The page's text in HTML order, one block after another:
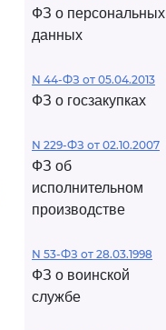
ФЗ о персональных
данных
N 44-ФЗ от 05.04.2013
ФЗ о госзакупках
N 229-ФЗ от 02.10.2007
ФЗ об
исполнительном
производстве
N 53-ФЗ от 28.03.1998
ФЗ о воинской
службе